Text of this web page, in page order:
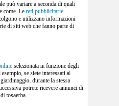
può variare a seconda di quali
come. Le reti pubblicitarie
e utilizzano informazioni
di siti web che fanno parte di
selezionata in funzione degli
se siete interessati al
durante la stessa
potrete ricevere annunci di
tosaerba.